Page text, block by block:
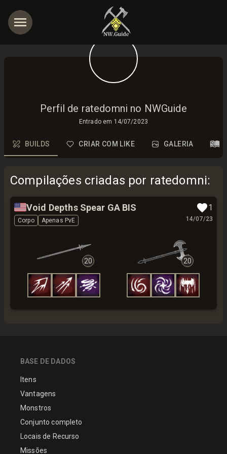
Perfil de ratedomni no NWGuide
Entrado em 14/07/2023
BUILDS CRIAR COM LIKE GALERIA
Compilações criadas por ratedomni:
🇺🇸Void Depths Spear GA BIS 1
Corpo Apenas PvE 14/07/23
20 20
BASE DE DADOS
Itens
Vantagens
Monstros
Conjunto completo
Locais de Recurso
Missões